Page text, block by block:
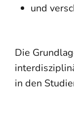
und
Die
in den